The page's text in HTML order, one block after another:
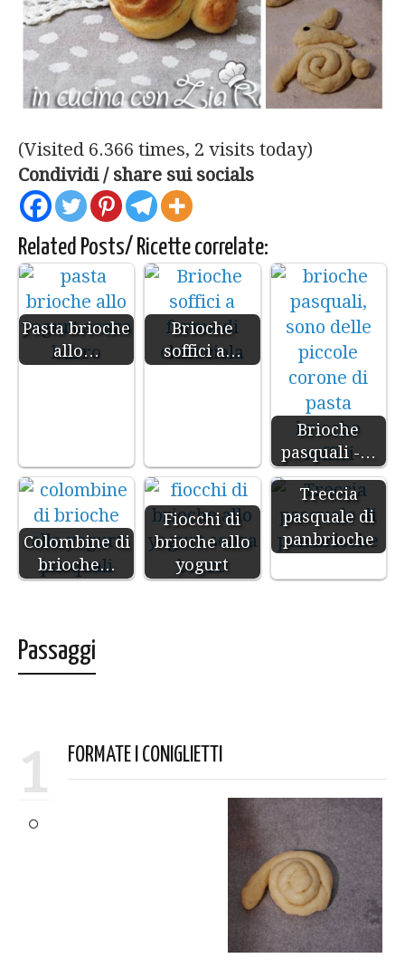
(Visited 6.366 times, 2 visits today)
Condividi / share sui socials
Related Posts/ Ricette correlate:
Pasta brioche
allo…
Brioche
soffici a…
Brioche
pasquali -…
Colombine di
brioche…
Fiocchi di
brioche allo
yogurt
Treccia
pasquale di
panbrioche
Passaggi
1 FORMATE I CONIGLIETTI